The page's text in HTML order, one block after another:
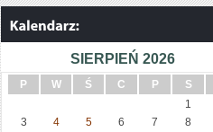
SIERPIEŃ 2026
P W Ś C P S
1
3
4 5 6 7 8